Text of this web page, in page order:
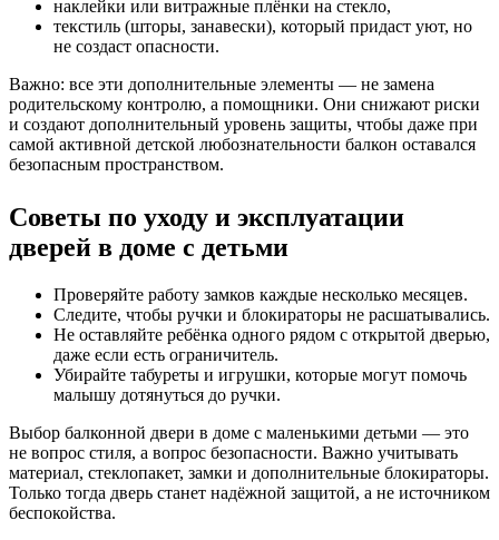
наклейки или витражные плёнки на стекло,
текстиль (шторы, занавески), который придаст уют, но
не создаст опасности.
Важно: все эти дополнительные элементы — не замена
родительскому контролю, а помощники. Они снижают риски
и создают дополнительный уровень защиты, чтобы даже при
самой активной детской любознательности балкон оставался
безопасным пространством.
Советы по уходу и эксплуатации
дверей в доме с детьми
Проверяйте работу замков каждые несколько месяцев.
Следите, чтобы ручки и блокираторы не расшатывались.
Не оставляйте ребёнка одного рядом с открытой дверью,
даже если есть ограничитель.
Убирайте табуреты и игрушки, которые могут помочь
малышу дотянуться до ручки.
Выбор балконной двери в доме с маленькими детьми — это
не вопрос стиля, а вопрос безопасности. Важно учитывать
материал, стеклопакет, замки и дополнительные блокираторы.
Только тогда дверь станет надёжной защитой, а не источником
беспокойства.